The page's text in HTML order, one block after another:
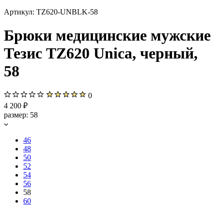
Артикул: TZ620-UNBLK-58
Брюки медицинские мужские
Тезис TZ620 Unica, черный,
58
0
4 200 ₽
размер: 58
46
48
50
52
54
56
58
60